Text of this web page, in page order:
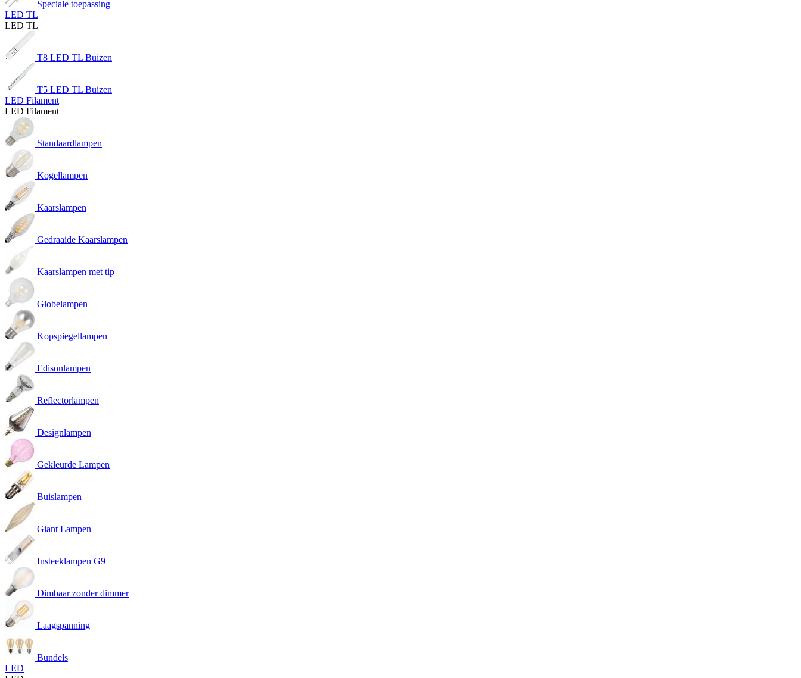
Speciale toepassing
LED TL
LED TL
T8 LED TL Buizen
T5 LED TL Buizen
LED Filament
LED Filament
Standaardlampen
Kogellampen
Kaarslampen
Gedraaide Kaarslampen
Kaarslampen met tip
Globelampen
Kopspiegellampen
Edisonlampen
Reflectorlampen
Designlampen
Gekleurde Lampen
Buislampen
Giant Lampen
Insteeklampen G9
Dimbaar zonder dimmer
Laagspanning
Bundels
LED